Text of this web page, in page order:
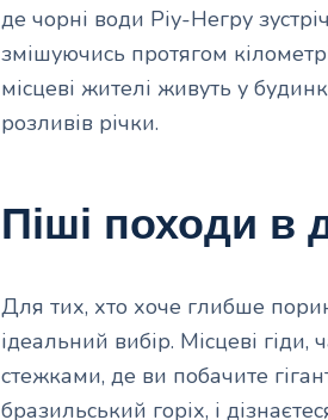
де чорні води Ріу-Негру
змішуючись протягом
місцеві жителі живуть у
розливів річки.
Піші походи в
Для тих, хто хоче глибше
ідеальний вибір. Місцеві
стежками, де ви побачите
бразильський горіх, і